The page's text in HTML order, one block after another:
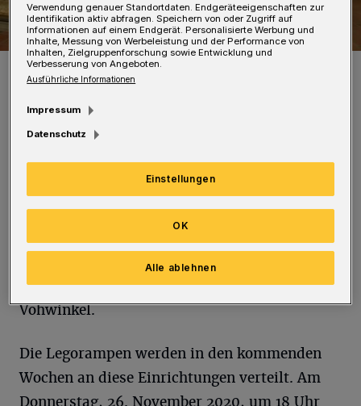
Dank der Rampe aus Legosteinen ist die Kante kein Hindernis mehr.
Foto: Wuppertaler Rundschau/Simone Bahrmann
Die vier Einrichtungen, die jetzt eine
Legorampe bekommen, sind der
Kinderschutzbund Wuppertal, das Kultur-
Kinder-Café in Barmen, das Jugendzentrum
Langerfeld und der Treffpunkt Tesche in
Vohwinkel.
Die Legorampen werden in den kommenden
Wochen an diese Einrichtungen verteilt. Am
Donnerstag, 26. November 2020, um 18 Uhr
Verwendung genauer Standortdaten. Endgeräteeigenschaften zur
Identifikation aktiv abfragen. Speichern von oder Zugriff auf
Informationen auf einem Endgerät. Personalisierte Werbung und
Inhalte, Messung von Werbeleistung und der Performance von
Inhalten, Zielgruppenforschung sowie Entwicklung und
Verbesserung von Angeboten.
Ausführliche Informationen
Impressum
Datenschutz
Einstellungen
Alle ablehnen
OK